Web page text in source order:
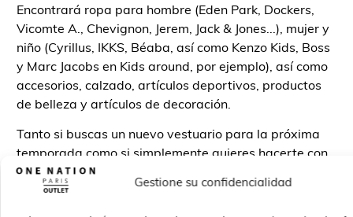
Gestione su confidencialidad
Encontrará ropa para hombre (Eden Park, Dockers,
Vicomte A., Chevignon, Jerem, Jack & Jones...), mujer y
niño (Cyrillus, IKKS, Béaba, así como Kenzo Kids, Boss
y Marc Jacobs en Kids around, por ejemplo), así como
accesorios, calzado, artículos deportivos, productos
de belleza y artículos de decoración.
Tanto si buscas un nuevo vestuario para la próxima
temporada como si simplemente quieres hacerte con
una ganga, One Nation Paris Outlet es tu sitio.